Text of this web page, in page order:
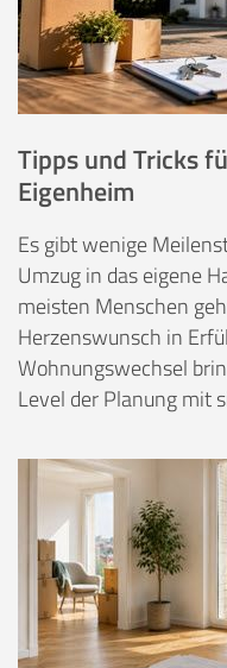
Tipps und Tricks
Eigenheim
Es gibt wenige
Umzug in das eigene
meisten Menschen
Herzenswunsch in
Wohnungswechsel
Level der Planung mit